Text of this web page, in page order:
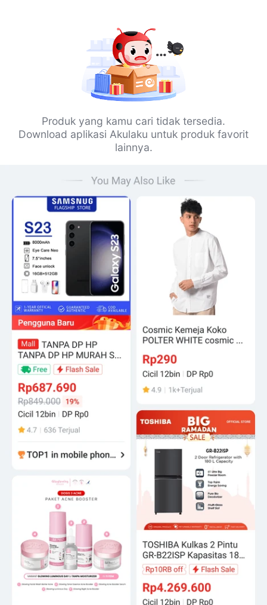
Produk yang kamu cari tidak tersedia.
Download aplikasi Akulaku untuk produk favorit
lainnya.